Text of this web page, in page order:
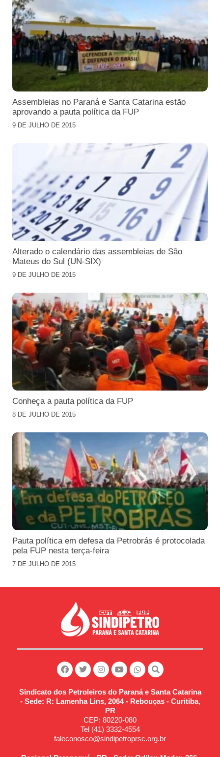
Assembleias no Paraná e Santa Catarina estão
aprovando a pauta política da FUP
9 DE JULHO DE 2015
Alterado o calendário das assembleias de São
Mateus do Sul (UN-SIX)
9 DE JULHO DE 2015
Conheça a pauta política da FUP
8 DE JULHO DE 2015
Pauta política em defesa da Petrobrás é protocolada
pela FUP nesta terça-feira
7 DE JULHO DE 2015
Sindicato dos Petroleiros do Paraná e Santa Catarina
- Sede: R: Lamenha Lins, 2064 - Rebouças - Curitiba,
PR
CEP: 80220-080
Tel (41) 3332-4554
faleconosco@sindipetroprsc.org.br